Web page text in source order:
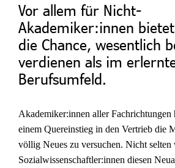
Vor allem für Nicht-
Akademiker:innen
die Chance, wesentlich
verdienen als im
Berufsumfeld.
Akademiker:innen aller Fachrichtungen
einem Quereinstieg in den Vertrieb die
völlig Neues zu versuchen. Nicht selten
Sozialwissenschaftler:innen diesen